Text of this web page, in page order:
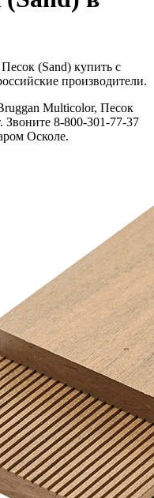
(Sand) купить с
производители.
Multicolor, Песок
8-800-301-77-37
Осколе.